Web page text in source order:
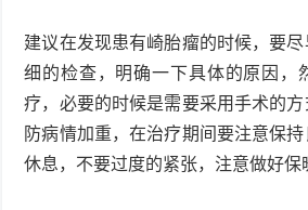
建议在发现患有崎胎瘤的时候，要
细的检查，明确一下具体的原因，
疗，必要的时候是需要采用手术的
防病情加重，在治疗期间要注意保
休息，不要过度的紧张，注意做好保